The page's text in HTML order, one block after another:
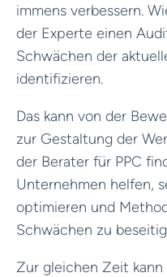
immens verbessern.
der Experte einen
Schwächen der
identifizieren.
Das kann von der
zur Gestaltung der
der Berater für PPC
Unternehmen helfen,
optimieren und
Schwächen zu
Zur gleichen Zeit